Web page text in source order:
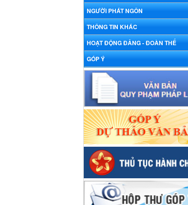
NGƯỜI PHÁT NGÔN
THÔNG TIN KHÁC
HOẠT ĐỘNG ĐẢNG - ĐOÀN THỂ
GÓP Ý